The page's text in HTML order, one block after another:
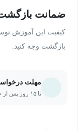
ضمانت
کیفیت این آموزش
بازگشت وجه کنید.
مهلت
تا ۱۵ روز پس از خرید دوره